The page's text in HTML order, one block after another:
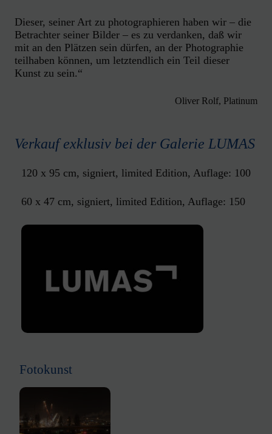
Dieser, seiner Art zu photographieren haben wir – die
Betrachter seiner Bilder – es zu verdanken, daß wir
mit an den Plätzen sein dürfen, an der Photographie
teilhaben können, um letztendlich ein Teil dieser
Kunst zu sein.“
Oliver Rolf, Platinum
Verkauf exklusiv bei der Galerie LUMAS
120 x 95 cm, signiert, limited Edition, Auflage: 100
60 x 47 cm, signiert, limited Edition, Auflage: 150
Fotokunst